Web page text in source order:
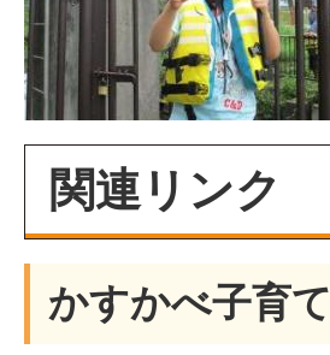
関連リンク
かすかべ子育